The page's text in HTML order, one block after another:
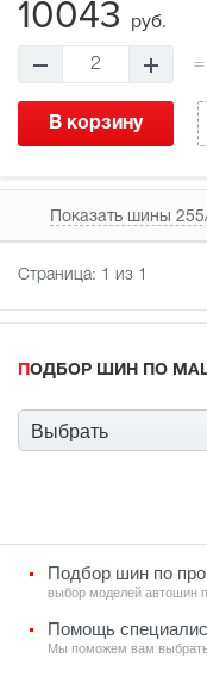
10043 руб.
2 =
В корзину
Показать шины
Страница: 1 из 1
ПОДБОР ШИН ПО
Выбрать
Подбор шин по
выбор моделей автошин
Помощь
Мы поможем вам